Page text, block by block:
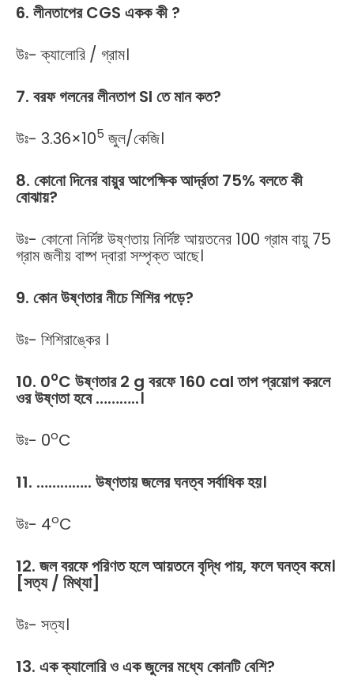
6. লীনতাপের CGS একক কী ?
উঃ- ক্যালোরি / গ্রাম।
7. বরফ গলনের লীনতাপ SI তে মান কত?
উঃ- 3.36×105 জুল/কেজি।
8. কোনো দিনের বায়ুর আপেক্ষিক আর্দ্রতা 75% বলতে কী
বোঝায়?
উঃ- কোনো নির্দিষ্ট উষ্ণতায় নির্দিষ্ট আয়তনের 100 গ্রাম বায়ু 75
গ্রাম জলীয় বাষ্প দ্বারা সম্পৃক্ত আছে।
9. কোন উষ্ণতার নীচে শিশির পড়ে?
উঃ- শিশিরাঙ্কের ।
10. 0oC উষ্ণতার 2 g বরফে 160 cal তাপ প্রয়োগ করলে
ওর উষ্ণতা হবে ………..।
উঃ- 0oC
11. ………….. উষ্ণতায় জলের ঘনত্ব সর্বাধিক হয়।
উঃ- 4oC
12. জল বরফে পরিণত হলে আয়তনে বৃদ্ধি পায়, ফলে ঘনত্ব কমে।
[সত্য / মিথ্যা]
উঃ- সত্য।
13. এক ক্যালোরি ও এক জুলের মধ্যে কোনটি বেশি?